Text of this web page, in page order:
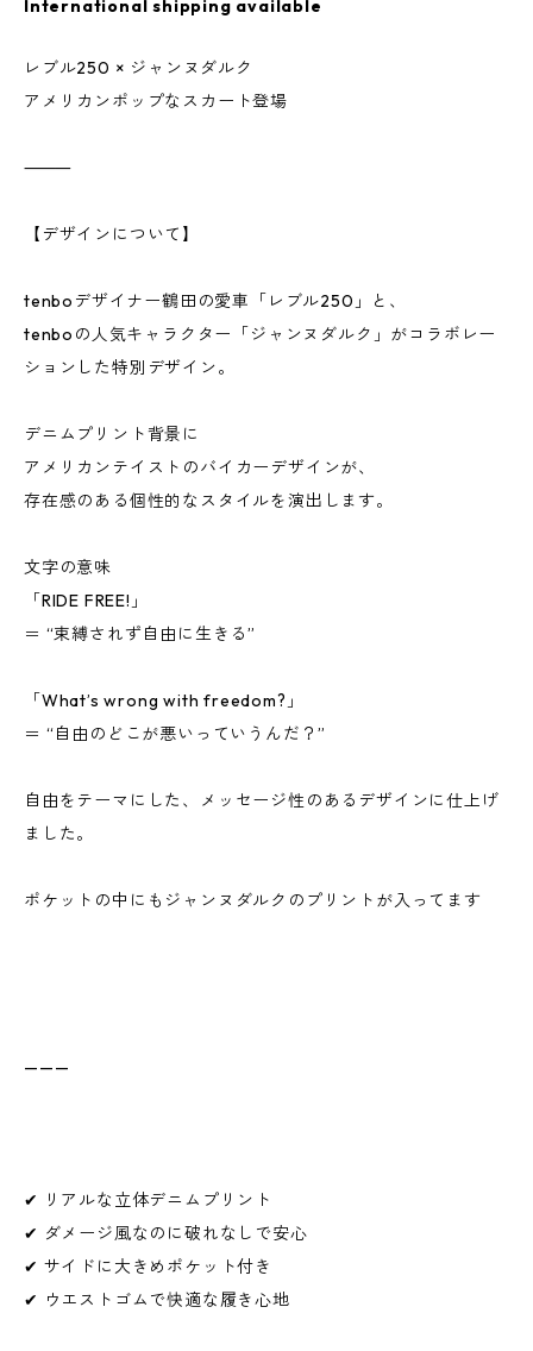
International shipping available
レブル250 × ジャンヌダルク
アメリカンポップなスカート登場
⸻
【デザインについて】
tenboデザイナー鶴田の愛車「レブル250」と、
tenboの人気キャラクター「ジャンヌダルク」がコラボレー
ションした特別デザイン。
デニムプリント背景に
アメリカンテイストのバイカーデザインが、
存在感のある個性的なスタイルを演出します。
文字の意味
「RIDE FREE!」
＝ “束縛されず自由に生きる”
「What’s wrong with freedom?」
＝ “自由のどこが悪いっていうんだ？”
自由をテーマにした、メッセージ性のあるデザインに仕上げ
ました。
ポケットの中にもジャンヌダルクのプリントが入ってます
———
✔ リアルな立体デニムプリント
✔ ダメージ風なのに破れなしで安心
✔ サイドに大きめポケット付き
✔ ウエストゴムで快適な履き心地